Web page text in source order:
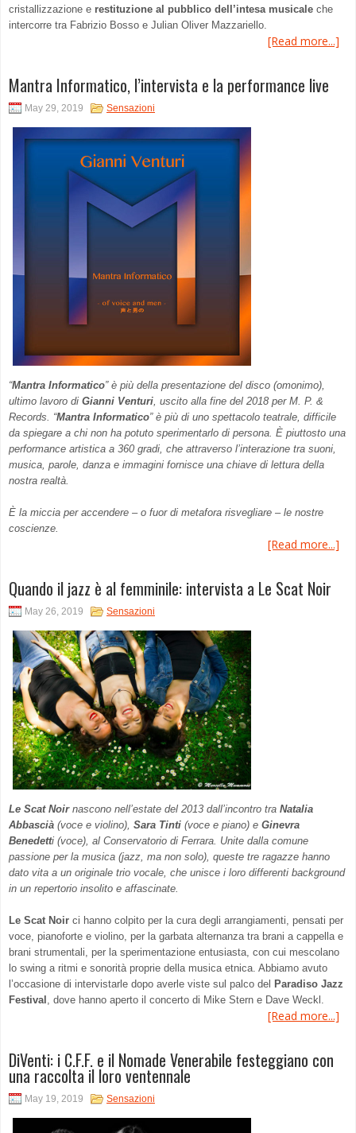
cristallizzazione e restituzione al pubblico dell’intesa musicale che
intercorre tra Fabrizio Bosso e Julian Oliver Mazzariello.
[Read more...]
Mantra Informatico, l’intervista e la performance live
May 29, 2019 Sensazioni
“Mantra Informatico” è più della presentazione del disco (omonimo),
ultimo lavoro di Gianni Venturi, uscito alla fine del 2018 per M. P. &
Records. “Mantra Informatico” è più di uno spettacolo teatrale, difficile
da spiegare a chi non ha potuto sperimentarlo di persona. È piuttosto una
performance artistica a 360 gradi, che attraverso l’interazione tra suoni,
musica, parole, danza e immagini fornisce una chiave di lettura della
nostra realtà.
È la miccia per accendere – o fuor di metafora risvegliare – le nostre
coscienze.
[Read more...]
Quando il jazz è al femminile: intervista a Le Scat Noir
May 26, 2019 Sensazioni
Le Scat Noir nascono nell’estate del 2013 dall’incontro tra Natalia
Abbascià (voce e violino), Sara Tinti (voce e piano) e Ginevra
Benedetti (voce), al Conservatorio di Ferrara. Unite dalla comune
passione per la musica (jazz, ma non solo), queste tre ragazze hanno
dato vita a un originale trio vocale, che unisce i loro differenti background
in un repertorio insolito e affascinate.
Le Scat Noir ci hanno colpito per la cura degli arrangiamenti, pensati per
voce, pianoforte e violino, per la garbata alternanza tra brani a cappella e
brani strumentali, per la sperimentazione entusiasta, con cui mescolano
lo swing a ritmi e sonorità proprie della musica etnica. Abbiamo avuto
l’occasione di intervistarle dopo averle viste sul palco del Paradiso Jazz
Festival
, dove hanno aperto il concerto di Mike Stern e Dave Weckl.
[Read more...]
DiVenti: i C.F.F. e il Nomade Venerabile festeggiano con
una raccolta il loro ventennale
May 19, 2019 Sensazioni